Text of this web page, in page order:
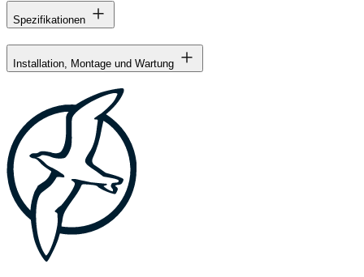
Spezifikationen
Installation, Montage und Wartung